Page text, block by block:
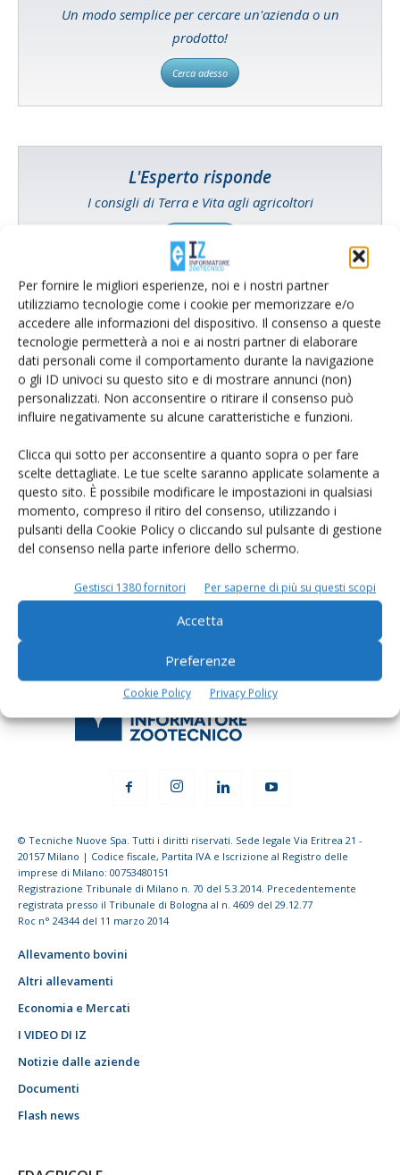
Per fornire le migliori esperienze, noi e i nostri partner
utilizziamo tecnologie come i cookie per memorizzare e/o
accedere alle informazioni del dispositivo. Il consenso a queste
tecnologie permetterà a noi e ai nostri partner di elaborare
dati personali come il comportamento durante la navigazione
o gli ID univoci su questo sito e di mostrare annunci (non)
personalizzati. Non acconsentire o ritirare il consenso può
influire negativamente su alcune caratteristiche e funzioni.
Clicca qui sotto per acconsentire a quanto sopra o per fare
scelte dettagliate. Le tue scelte saranno applicate solamente a
questo sito. È possibile modificare le impostazioni in qualsiasi
momento, compreso il ritiro del consenso, utilizzando i
pulsanti della Cookie Policy o cliccando sul pulsante di gestione
del consenso nella parte inferiore dello schermo.
Gestisci 1380 fornitori Per saperne di più su questi scopi
Accetta
Preferenze
Cookie Policy Privacy Policy
Un modo semplice per cercare un'azienda o un
prodotto!
Cerca adesso
L'Esperto risponde
I consigli di Terra e Vita agli agricoltori
Cerca adesso
Rimani aggiornato sul mondo
dell’agricoltura
© Tecniche Nuove Spa. Tutti i diritti riservati. Sede legale Via Eritrea 21 -
20157 Milano | Codice fiscale, Partita IVA e Iscrizione al Registro delle
imprese di Milano: 00753480151
Registrazione Tribunale di Milano n. 70 del 5.3.2014. Precedentemente
registrata presso il Tribunale di Bologna al n. 4609 del 29.12.77
Roc n° 24344 del 11 marzo 2014
Allevamento bovini
Altri allevamenti
Economia e Mercati
I VIDEO DI IZ
Notizie dalle aziende
Documenti
Flash news